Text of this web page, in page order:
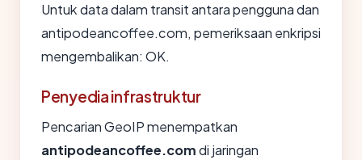
Untuk data dalam transit antara pengguna dan
antipodeancoffee.com, pemeriksaan enkripsi
mengembalikan: OK.
Penyedia infrastruktur
Pencarian GeoIP menempatkan
antipodeancoffee.comdi jaringan